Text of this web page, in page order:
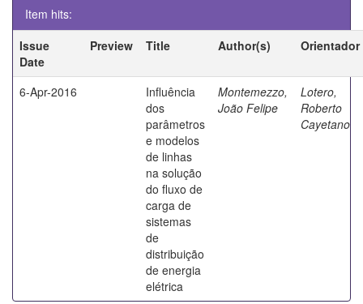
Item hits:
Issue
Date
Preview Title Author(s) Orientador
6-Apr-2016
Influência
dos
parâmetros
e modelos
de linhas
na solução
do fluxo de
carga de
sistemas
de
distribuição
de energia
elétrica
Montemezzo,
João Felipe
Lotero,
Roberto
Cayetano